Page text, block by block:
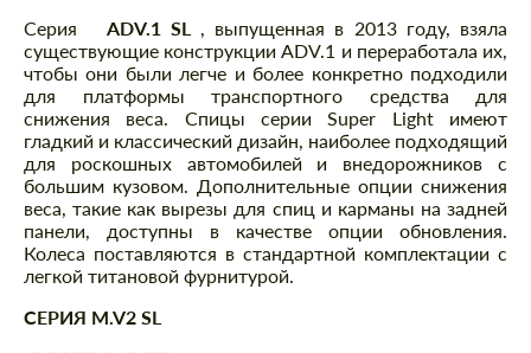
Серия
ADV.1 SL , выпущенная в 2013 году, взяла
существующие конструкции ADV.1 и переработала их,
чтобы они были легче и более конкретно подходили
для платформы транспортного средства для
снижения веса. Спицы серии Super Light имеют
гладкий и классический дизайн, наиболее подходящий
для роскошных автомобилей и внедорожников с
большим кузовом. Дополнительные опции снижения
веса, такие как вырезы для спиц и карманы на задней
панели, доступны в качестве опции обновления.
Колеса поставляются в стандартной комплектации с
легкой титановой фурнитурой.
СЕРИЯ M.V2 SL